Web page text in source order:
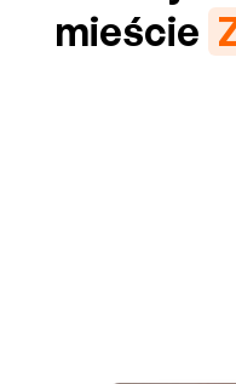
mieście